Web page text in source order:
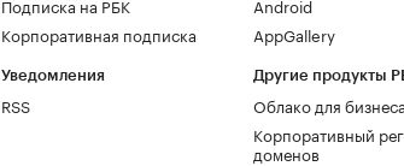
Подписка на РБК
Корпоративная подписка
Уведомления
RSS
Android
AppGallery
Другие продукты
Облако для бизнеса
Корпоративный
доменов